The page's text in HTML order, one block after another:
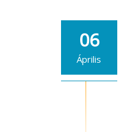
06
Április